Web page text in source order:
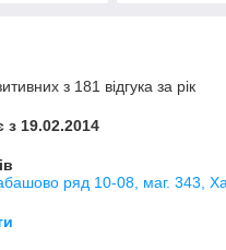
з 181 відгука за рік
19.02.2014
ряд 10-08, маг. 343,